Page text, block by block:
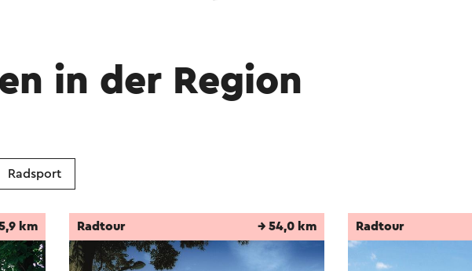
in der Region
Radsport
km Radtour → 54,0 km Radtour